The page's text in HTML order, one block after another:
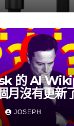
的 AI
月沒有更新
JOSEPH